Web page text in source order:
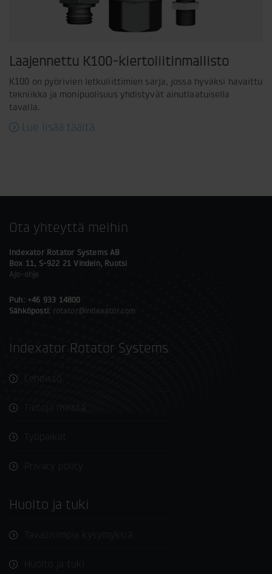
Laajennettu K100-kiertoliitinmallisto
K100 on pyörivien letkuliittimien sarja, jossa hyväksi havaittu
tekniikka ja monipuolisuus yhdistyvät ainutlaatuisella
tavalla.
Lue lisää täältä
Ota yhteyttä meihin
Indexator Rotator Systems AB
Box 11, S-922 21 Vindeln, Ruotsi
Ajo-ohje
Puh: +46 933 14800
Sähköposti: rotator@indexator.com
Indexator Rotator Systems
Lehdistö
Tietoja meistä
Työpaikat
Huolto ja tuki
Tavallisimpia kysymyksiä
Huolto ja tuki